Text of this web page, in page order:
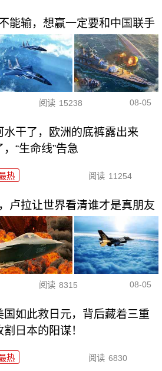
能输，想赢一定要和中国联手
阅读 15238 08-05
水干了，欧洲的底裤露出来
，“生命线”告急
热 阅读 11254
卢拉让世界看清谁才是真朋友
阅读 8315 08-05
国如此救日元，背后藏着三重
割日本的阳谋！
热 阅读 6830